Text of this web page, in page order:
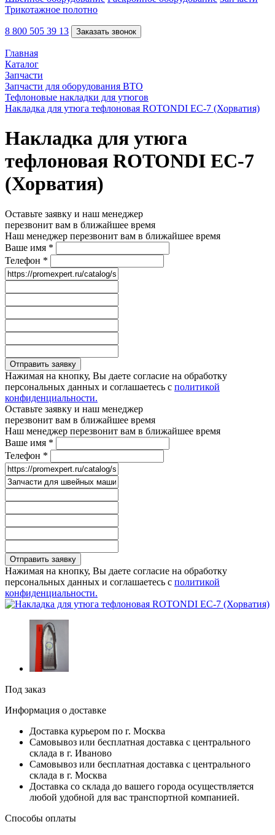
Трикотажное полотно
8 800 505 39 13 Заказать звонок
Главная
Каталог
Запчасти
Запчасти для оборудования ВТО
Тефлоновые накладки для утюгов
Накладка для утюга тефлоновая ROTONDI EC-7 (Хорватия)
Накладка для утюга
тефлоновая ROTONDI EC-7
(Хорватия)
Оставьте заявку и наш менеджер
перезвонит вам в ближайшее время
Наш менеджер перезвонит вам в ближайшее время
Ваше имя *
Телефон *
Отправить заявку
Нажимая на кнопку, Вы даете согласие на обработку
персональных данных и соглашаетесь с политикой
конфиденциальности.
Оставьте заявку и наш менеджер
перезвонит вам в ближайшее время
Наш менеджер перезвонит вам в ближайшее время
Ваше имя *
Телефон *
Отправить заявку
Нажимая на кнопку, Вы даете согласие на обработку
персональных данных и соглашаетесь с политикой
конфиденциальности.
Под заказ
Информация о доставке
Доставка курьером по г. Москва
Самовывоз или бесплатная доставка с центрального
склада в г. Иваново
Самовывоз или бесплатная доставка с центрального
склада в г. Москва
Доставка со склада до вашего города осуществляется
любой удобной для вас транспортной компанией.
Способы оплаты